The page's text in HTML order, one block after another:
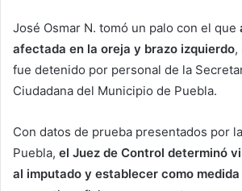
José Osmar N. tomó un palo con el que
afectada en la oreja y brazo izquierdo,
fue detenido por personal de la
Ciudadana del Municipio de Puebla.
Con datos de prueba presentados por
Puebla, el Juez de Control determinó
al imputado y establecer como